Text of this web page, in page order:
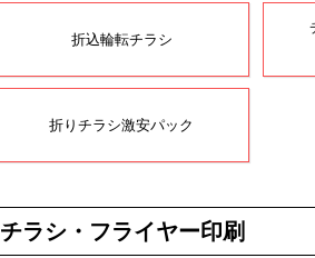
折込輪転チラシ
折りチラシ激安パック
チラシ・フライヤー印刷